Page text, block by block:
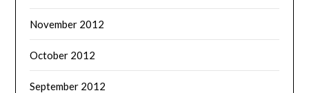
November 2012
October 2012
September 2012